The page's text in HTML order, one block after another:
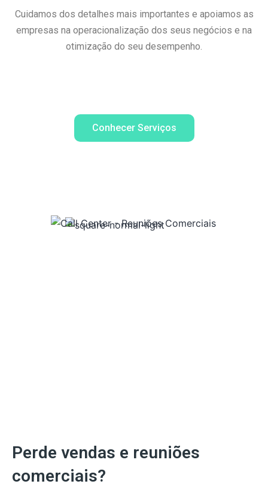
Cuidamos dos detalhes mais importantes e apoiamos as
empresas na operacionalização dos seus negócios e na
otimização do seu desempenho.
Conhecer Serviços
Perde vendas e reuniões
comerciais?